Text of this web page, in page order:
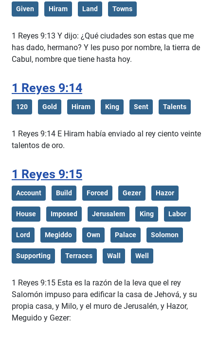
Given Hiram Land Towns
1 Reyes 9:13 Y dijo: ¿Qué ciudades son estas que me
has dado, hermano? Y les puso por nombre, la tierra de
Cabul, nombre que tiene hasta hoy.
1 Reyes 9:14
120 Gold Hiram King Sent Talents
1 Reyes 9:14 E Hiram había enviado al rey ciento veinte
talentos de oro.
1 Reyes 9:15
Account Build Forced Gezer Hazor
House Imposed Jerusalem King Labor
Lord Megiddo Own Palace Solomon
Supporting Terraces Wall Well
1 Reyes 9:15 Esta es la razón de la leva que el rey
Salomón impuso para edificar la casa de Jehová, y su
propia casa, y Milo, y el muro de Jerusalén, y Hazor,
Meguido y Gezer: